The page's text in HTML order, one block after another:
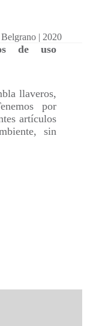
| 2020
de uso
llaveros,
por
artículos
sin